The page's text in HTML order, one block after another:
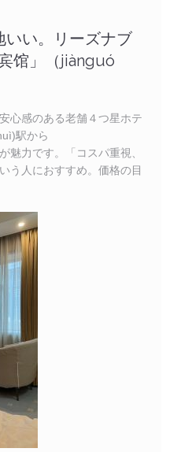
いい。リーズナブ
馆」（jiànguó
心感のある老舗４つ星ホテ
駅から
魅力です。「コスパ重視、
う人におすすめ。価格の目